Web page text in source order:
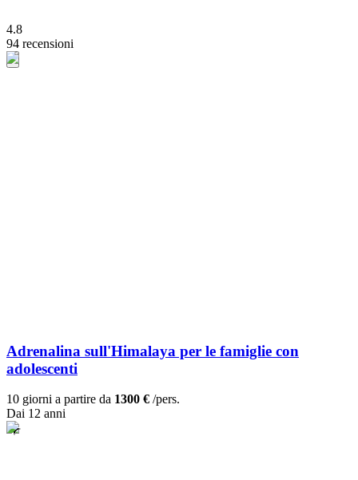
4.8
94 recensioni
Adrenalina sull'Himalaya per le famiglie con
adolescenti
10 giorni a partire da 1300 € /pers.
Dai 12 anni